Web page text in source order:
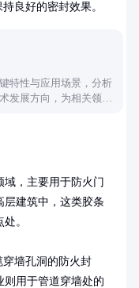
良好的密封效果。
特性与应用场景，分析
发展方向，为相关领域
，主要用于防火门
层建筑中，这类胶条
。
穿墙孔洞的防火封
则用于管道穿墙处的